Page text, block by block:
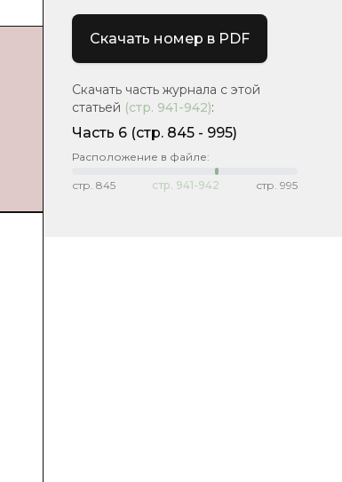
Скачать номер в PDF
Скачать часть журнала с этой
статьей (стр. 941-942):
Часть 6 (cтр. 845 - 995)
Расположение в файле:
стр. 845 стр. 941-942 стр. 995